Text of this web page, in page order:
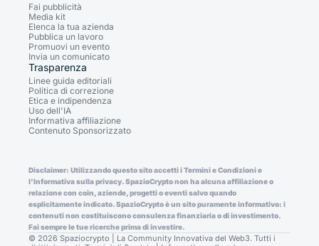
Fai pubblicità
Media kit
Elenca la tua azienda
Pubblica un lavoro
Promuovi un evento
Invia un comunicato
Trasparenza
Linee guida editoriali
Politica di correzione
Etica e indipendenza
Uso dell'IA
Informativa affiliazione
Contenuto Sponsorizzato
Disclaimer: Utilizzando questo sito accetti i Termini e Condizioni e
l'Informativa sulla privacy. SpazioCrypto non ha alcuna affiliazione o
relazione con coin, aziende, progetti o eventi salvo quando
esplicitamente indicato. SpazioCrypto è un sito puramente informativo: i
contenuti non costituiscono consulenza finanziaria o di investimento.
Fai sempre le tue ricerche prima di investire.
© 2026 Spaziocrypto | La Community Innovativa del Web3. Tutti i